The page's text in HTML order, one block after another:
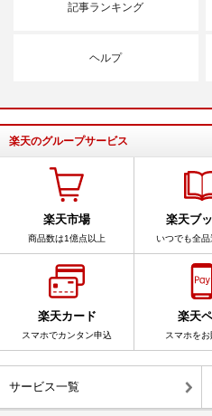
記事ランキング
ヘルプ
楽天のグループサービス
楽天市場
商品数は1億点以上
楽天ブ
いつでも全
楽天カード
スマホでカンタン申込
楽天
スマホをお
サービス一覧